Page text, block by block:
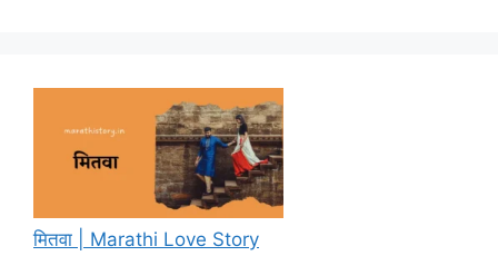
मितवा | Marathi Love Story